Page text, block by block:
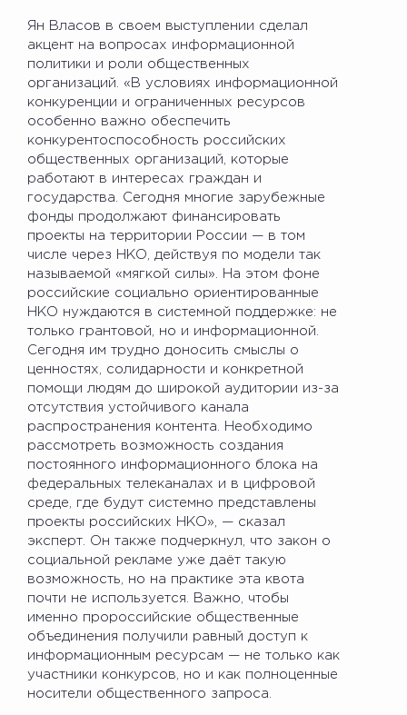
Ян Власов в своем выступлении сделал
акцент на вопросах информационной
политики и роли общественных
организаций. «В условиях информационной
конкуренции и ограниченных ресурсов
особенно важно обеспечить
конкурентоспособность российских
общественных организаций, которые
работают в интересах граждан и
государства. Сегодня многие зарубежные
фонды продолжают финансировать
проекты на территории России — в том
числе через НКО, действуя по модели так
называемой «мягкой силы». На этом фоне
российские социально ориентированные
НКО нуждаются в системной поддержке: не
только грантовой, но и информационной.
Сегодня им трудно доносить смыслы о
ценностях, солидарности и конкретной
помощи людям до широкой аудитории из-за
отсутствия устойчивого канала
распространения контента. Необходимо
рассмотреть возможность создания
постоянного информационного блока на
федеральных телеканалах и в цифровой
среде, где будут системно представлены
проекты российских НКО», — сказал
эксперт. Он также подчеркнул, что закон о
социальной рекламе уже даёт такую
возможность, но на практике эта квота
почти не используется. Важно, чтобы
именно пророссийские общественные
объединения получили равный доступ к
информационным ресурсам — не только как
участники конкурсов, но и как полноценные
носители общественного запроса.